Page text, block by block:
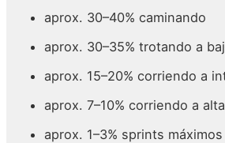
aprox. 30–40% caminando
aprox. 30–35% trotando a
aprox. 15–20% corriendo a
aprox. 7–10% corriendo a
aprox. 1–3% sprints máximos